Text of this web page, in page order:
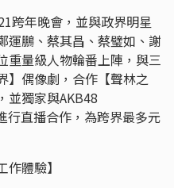
跨年晚會，並與政界明星
運鵬、蔡其昌、蔡璧如、謝
重量級人物輪番上陣，與三
】偶像劇，合作【聲林之
並獨家與AKB48
行直播合作，為跨界最多元
作體驗】